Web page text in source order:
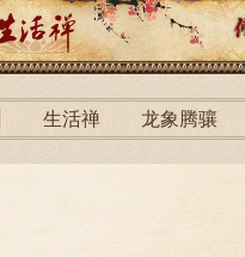
生活禅 龙象腾骧